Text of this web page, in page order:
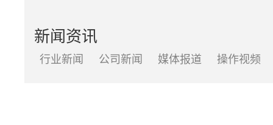
新闻资讯
行业新闻 公司新闻 媒体报道 操作视频